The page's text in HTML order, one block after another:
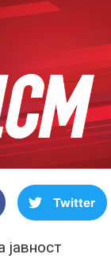
Twitter
јавност